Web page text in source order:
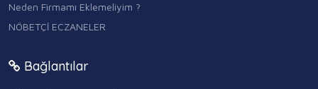
Neden Firmamı Eklemeliyim ?
NÖBETÇİ ECZANELER
Bağlantılar